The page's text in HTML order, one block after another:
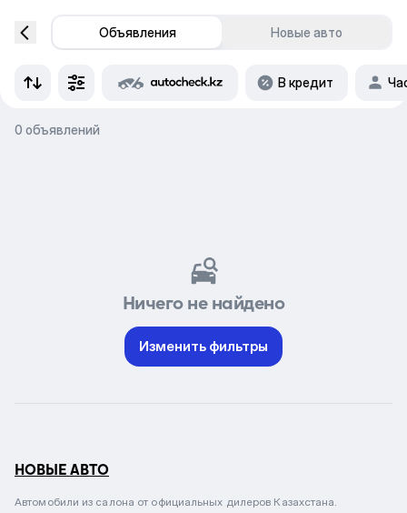
Объявления Новые авто
В кредит
0 объявлений
Ничего не найдено
Изменить фильтры
НОВЫЕ АВТО
Автомобили из салона от официальных дилеров Казахстана.